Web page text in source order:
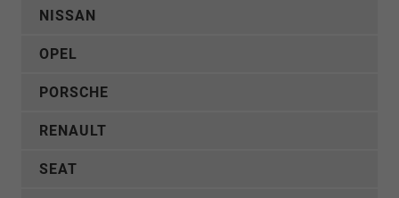
NISSAN
OPEL
PORSCHE
RENAULT
SEAT